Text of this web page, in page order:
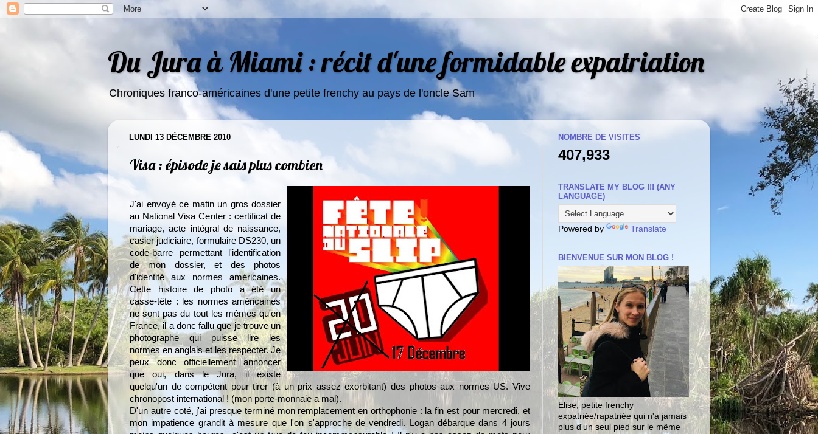
Du Jura à Miami : récit d'une formidable expatriation
Chroniques franco-américaines d'une petite frenchy au pays de l'oncle Sam
LUNDI 13 DÉCEMBRE 2010
Visa : épisode je sais plus combien
J'ai envoyé ce matin un gros dossier
au National Visa Center : certificat de
mariage, acte intégral de naissance,
casier judiciaire, formulaire DS230, un
code-barre permettant l'identification
de mon dossier, et des photos
d'identité aux normes américaines.
Cette histoire de photo a été un
casse-tête : les normes américaines
ne sont pas du tout les mêmes qu'en
France, il a donc fallu que je trouve un
photographe qui puisse lire les
normes en anglais et les respecter. Je
peux donc officiellement annoncer
que oui, dans le Jura, il existe
quelqu'un de compétent pour tirer (à un prix assez exorbitant) des photos aux normes US. Vive
chronopost international ! (mon porte-monnaie a mal).
D'un autre coté, j'ai presque terminé mon remplacement en orthophonie : la fin est pour mercredi, et
mon impatience grandit à mesure que l'on s'approche de vendredi. Logan débarque dans 4 jours
NOMBRE DE VISITES
407,933
TRANSLATE MY BLOG !!! (ANY
LANGUAGE)
Powered by Translate
BIENVENUE SUR MON BLOG !
Elise, petite frenchy
expatriée/rapatriée qui n'a jamais
plus d'un seul pied sur le même